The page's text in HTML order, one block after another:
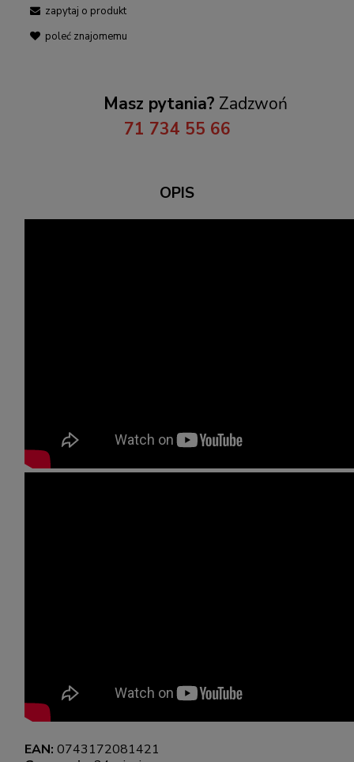
zapytaj o produkt
poleć znajomemu
Masz pytania? Zadzwoń
71 734 55 66
OPIS
EAN: 0743172081421